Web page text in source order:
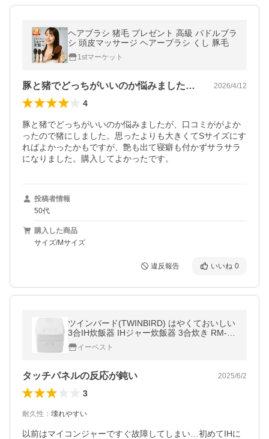
ヘアブラシ 猪毛 プレゼント 高級 パドルブラ
シ 頭皮マッサージ ヘアーブラシ くし 豚毛
1stマーケット
豚と猪でどっちがいいのか悩みましたが、… 2026/4/12
4
豚と猪でどっちがいいのか悩みましたが、口コミががよか
ったので猪にしました。思ったよりも大きくてSサイズにす
ればよかったかもですが、艶も出て寝癖も付かずサラサラ
になりました。購入してよかったです。
投稿者情報
50代
購入した商品
サイズ/Mサイズ
違反報告 いいね 0
ツインバード(TWINBIRD) はやくておいしい
3合IH炊飯器 IHジャー炊飯器 3合炊き RM-D
793W ホワイト
イーベスト
タッチパネルの反応が鈍い 2025/6/2
3
耐久性 ： 壊れやすい
以前はマイコンジャーですぐ故障してしまい…初めてIHに